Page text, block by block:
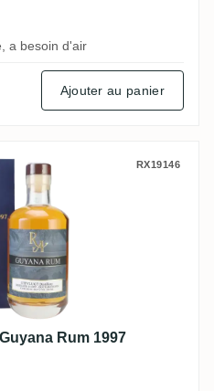
a besoin d'air
Ajouter au panier
Guyana Rum 1997
RX19146
Rum 1997